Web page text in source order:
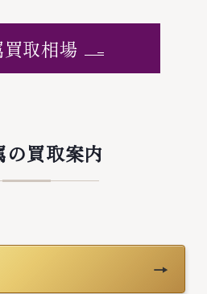
取相場
の買取案内
→